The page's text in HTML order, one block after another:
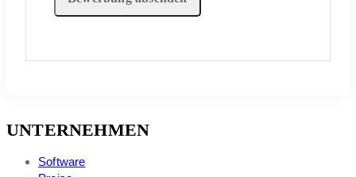
UNTERNEHMEN
Software